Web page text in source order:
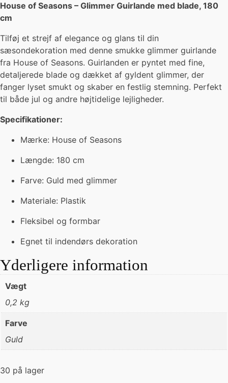
antal
House of Seasons – Glimmer Guirlande med blade, 180
cm
Tilføj et strejf af elegance og glans til din
sæsondekoration med denne smukke glimmer guirlande
fra House of Seasons. Guirlanden er pyntet med fine,
detaljerede blade og dækket af gyldent glimmer, der
fanger lyset smukt og skaber en festlig stemning. Perfekt
til både jul og andre højtidelige lejligheder.
Specifikationer:
Mærke: House of Seasons
Længde: 180 cm
Farve: Guld med glimmer
Materiale: Plastik
Fleksibel og formbar
Egnet til indendørs dekoration
Yderligere information
Vægt
0,2 kg
Farve
Guld
30 på lager